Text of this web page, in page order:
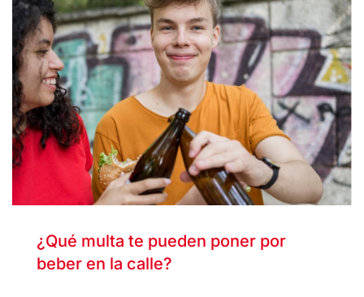
¿Qué multa te pueden poner por
beber en la calle?